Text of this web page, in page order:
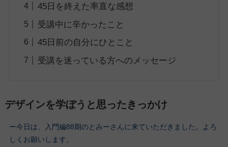
45日を終えた率直な感想
受講中に辛かったこと
45日前の自分にひとこと
受講を迷っている方へのメッセージ
デザインを学ぼうと思ったきっかけ
ー今日は、入門編88期のとみーさんに来ていただきました。よろ
しくお願いします。